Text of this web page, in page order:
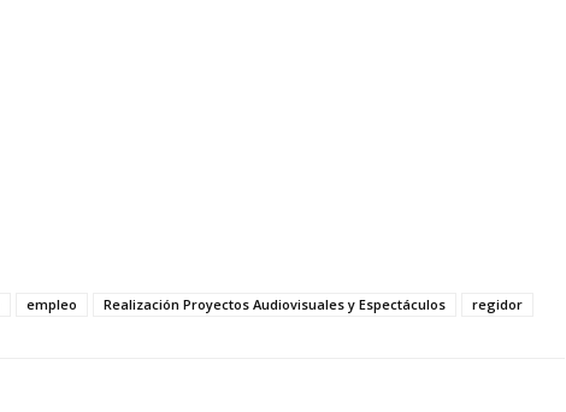
empleo Realización Proyectos Audiovisuales y Espectáculos regidor